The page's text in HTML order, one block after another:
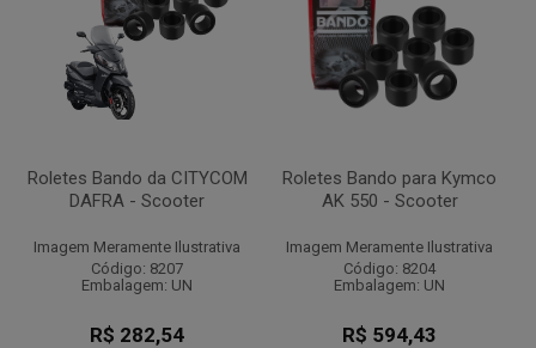
Roletes Bando da CITYCOM
DAFRA - Scooter
Imagem Meramente Ilustrativa
Código: 8207
Embalagem: UN
R$ 282,54
Roletes Bando para Kymco
AK 550 - Scooter
Imagem Meramente Ilustrativa
Código: 8204
Embalagem: UN
R$ 594,43